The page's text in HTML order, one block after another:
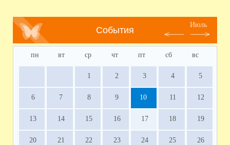
События
Июль
пн вт ср чт пт сб вс
1 2 3 4 5
6 7 8 9 10 11 12
13 14 15 16 17 18 19
20 21 22 23 24 25 26